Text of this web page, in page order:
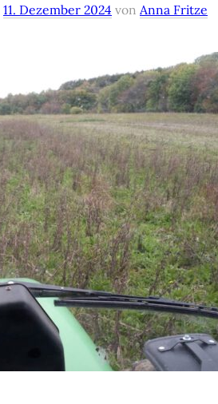
11. Dezember 2024 von Anna Fritze